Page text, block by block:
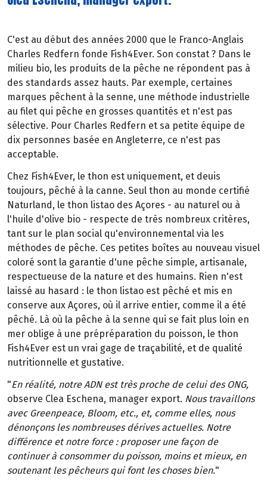
C'est au début des années 2000 que le Franco-Anglais
Charles Redfern fonde Fish4Ever. Son constat ? Dans le
milieu bio, les produits de la pêche ne répondent pas à
des standards assez hauts. Par exemple, certaines
marques pêchent à la senne, une méthode industrielle
au filet qui pêche en grosses quantités et n'est pas
sélective. Pour Charles Redfern et sa petite équipe de
dix personnes basée en Angleterre, ce n'est pas
acceptable.
Chez Fish4Ever, le thon est uniquement, et deuis
toujours, pêché à la canne. Seul thon au monde certifié
Naturland, le thon listao des Açores - au naturel ou à
l'huile d'olive bio - respecte de très nombreux critères,
tant sur le plan social qu'environnemental via les
méthodes de pêche. Ces petites boîtes au nouveau visuel
coloré sont la garantie d'une pêche simple, artisanale,
respectueuse de la nature et des humains. Rien n'est
laissé au hasard : le thon listao est pêché et mis en
conserve aux Açores, où il arrive entier, comme il a été
pêché. Là où la pêche à la senne qui se fait plus loin en
mer oblige à une prépréparation du poisson, le thon
Fish4Ever est un vrai gage de traçabilité, et de qualité
nutritionnelle et gustative.
"En réalité, notre ADN est très proche de celui des ONG,
observe Clea Eschena, manager export. Nous travaillons
avec Greenpeace, Bloom, etc., et, comme elles, nous
dénonçons les nombreuses dérives actuelles. Notre
différence et notre force : proposer une façon de
continuer à consommer du poisson, moins et mieux, en
soutenant les pêcheurs qui font les choses bien."